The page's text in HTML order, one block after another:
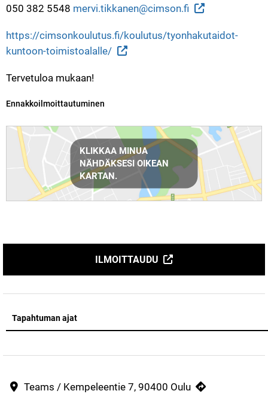
050 382 5548 mervi.tikkanen@cimson.fi
https://cimsonkoulutus.fi/koulutus/tyonhakutaidot-
kuntoon-toimistoalalle/
Tervetuloa mukaan!
Kategoria:
Ennakkoilmoittautuminen
Reittiohjeet
KLIKKAA MINUA
NÄHDÄKSESI OIKEAN
KARTAN.
ILMOITTAUDU
Tapahtuman ajat
Teams / Kempeleentie 7, 90400 Oulu